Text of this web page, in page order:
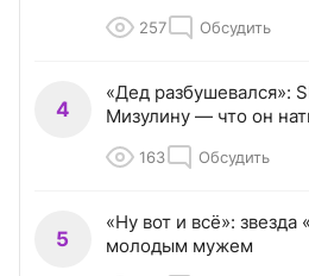
257 Обсудить
4
«Дед разбушевался»:
Мизулину — что он
163 Обсудить
5
«Ну вот и всё»:
молодым мужем